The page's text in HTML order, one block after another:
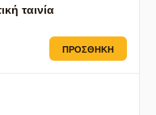
ταινία
ΠΡΟΣΘΉΚΗ